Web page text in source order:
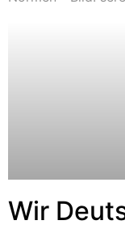
Wir